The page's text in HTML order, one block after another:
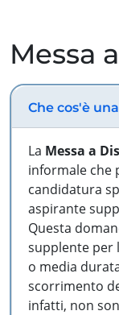
Messa
Che cos'è
La Messa a
informale che
candidatura
aspirante
Questa
supplente per
o media
scorrimento
infatti, non